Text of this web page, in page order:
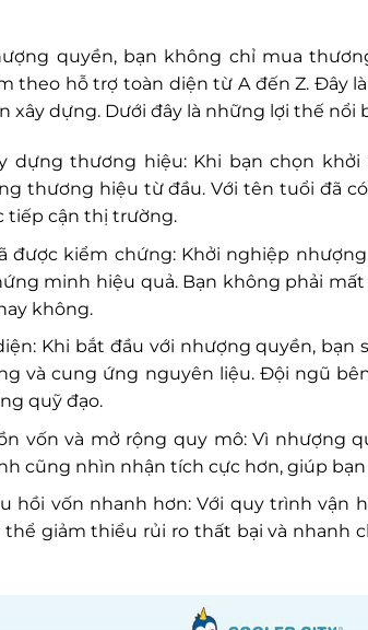
quyền, bạn không chỉ mua
theo hỗ trợ toàn diện từ A đến Z. Đây
xây dựng. Dưới đây là những lợi thế nổi
dựng thương hiệu: Khi bạn chọn
thương hiệu từ đầu. Với tên tuổi đã
tiếp cận thị trường.
được kiểm chứng: Khởi nghiệp
minh hiệu quả. Bạn không phải
không.
Khi bắt đầu với nhượng quyền, bạn
và cung ứng nguyên liệu. Đội ngũ
quỹ đạo.
vốn và mở rộng quy mô: Vì nhượng
cũng nhìn nhận tích cực hơn, giúp
hồi vốn nhanh hơn: Với quy trình vận
giảm thiểu rủi ro thất bại và nhanh